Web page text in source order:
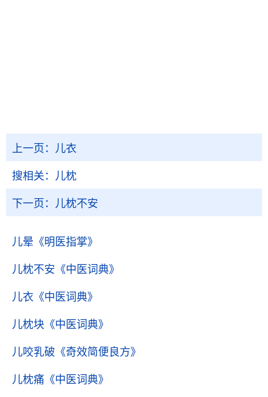
上一页： 儿衣
搜相关： 儿枕
下一页： 儿枕不安
儿晕 《明医指掌》
儿枕不安 《中医词典》
儿衣 《中医词典》
儿枕块 《中医词典》
儿咬乳破 《奇效简便良方》
儿枕痛 《中医词典》